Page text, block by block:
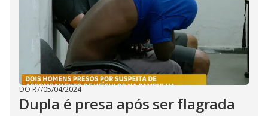
DO R7/05/04/2024
Dupla é presa após ser flagrada